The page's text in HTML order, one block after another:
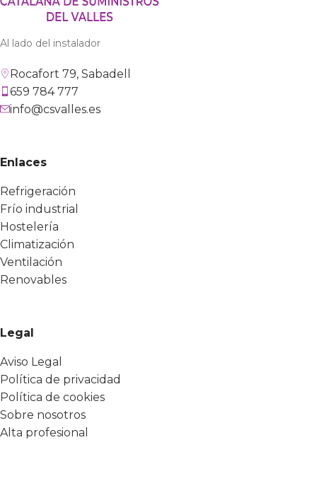
Al lado del instalador
Rocafort 79, Sabadell
659 784 777
info@csvalles.es
Enlaces
Refrigeración
Frío industrial
Hostelería
Climatización
Ventilación
Renovables
Legal
Aviso Legal
Política de privacidad
Política de cookies
Sobre nosotros
Alta profesional